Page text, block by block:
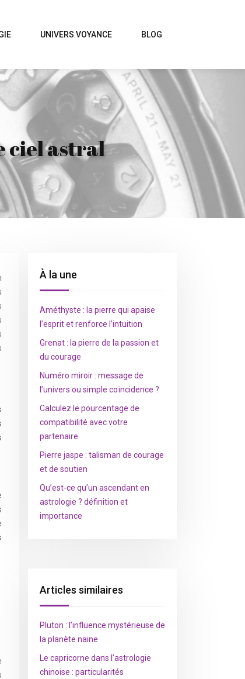
UNIVERS VOYANCE BLOG
ciel astral
À la une
Améthyste : la pierre qui apaise
l’esprit et renforce l’intuition
Grenat : la pierre de la passion et
du courage
Numéro miroir : message de
l’univers ou simple coïncidence ?
Calculez le pourcentage de
compatibilité avec votre
partenaire
Pierre jaspe : talisman de courage
et de soutien
Qu’est-ce qu’un ascendant en
astrologie ? définition et
importance
Articles similaires
Pluton : l’influence mystérieuse de
la planète naine
Le capricorne dans l’astrologie
chinoise : particularités